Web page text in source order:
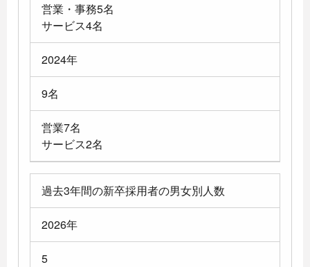
営業・事務5名
サービス4名
2024年
9名
営業7名
サービス2名
過去3年間の新卒採用者の男女別人数
2026年
5